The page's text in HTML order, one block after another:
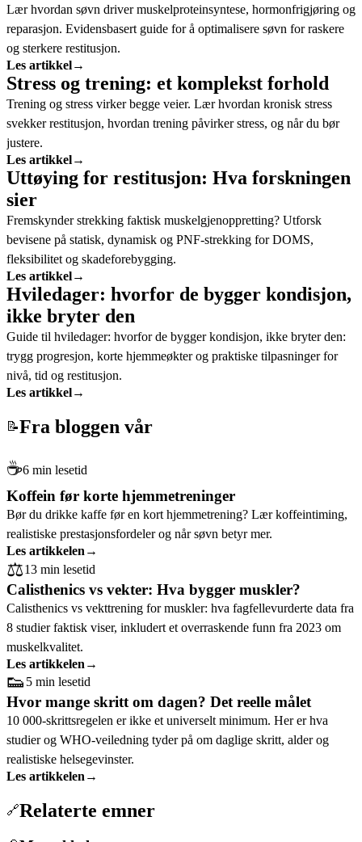
Lær hvordan søvn driver muskelproteinsyntese, hormonfrigjøring og
reparasjon. Evidensbasert guide for å optimalisere søvn for raskere
og sterkere restitusjon.
Les artikkel→
Stress og trening: et komplekst forhold
Trening og stress virker begge veier. Lær hvordan kronisk stress
svekker restitusjon, hvordan trening påvirker stress, og når du bør
justere.
Les artikkel→
Uttøying for restitusjon: Hva forskningen
sier
Fremskynder strekking faktisk muskelgjenoppretting? Utforsk
bevisene på statisk, dynamisk og PNF-strekking for DOMS,
fleksibilitet og skadeforebygging.
Les artikkel→
Hviledager: hvorfor de bygger kondisjon,
ikke bryter den
Guide til hviledager: hvorfor de bygger kondisjon, ikke bryter den:
trygg progresjon, korte hjemmeøkter og praktiske tilpasninger for
nivå, tid og restitusjon.
Les artikkel→
📝Fra bloggen vår
☕6 min lesetid
Koffein før korte hjemmetreninger
Bør du drikke kaffe før en kort hjemmetrening? Lær koffeintiming,
realistiske prestasjonsfordeler og når søvn betyr mer.
Les artikkelen →
⚖️13 min lesetid
Calisthenics vs vekter: Hva bygger muskler?
Calisthenics vs vekttrening for muskler: hva fagfellevurderte data fra
8 studier faktisk viser, inkludert et overraskende funn fra 2023 om
muskelkvalitet.
Les artikkelen →
👟 5 min lesetid
Hvor mange skritt om dagen? Det reelle målet
10 000-skrittsregelen er ikke et universelt minimum. Her er hva
studier og WHO-veiledning tyder på om daglige skritt, alder og
realistiske helsegevinster.
Les artikkelen →
🔗Relaterte emner